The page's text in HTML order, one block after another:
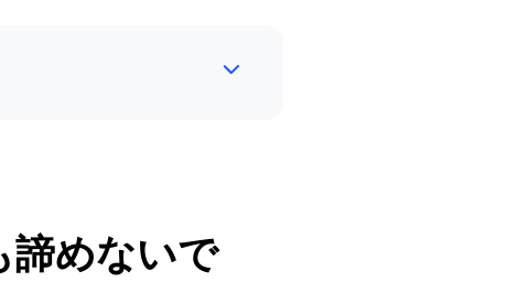
諦めないで